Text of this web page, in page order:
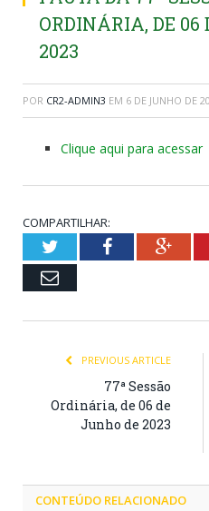
ORDINÁRIA, DE 06
2023
POR CR2-ADMIN3 EM 6 DE JUNHO DE
Clique aqui para acessar
COMPARTILHAR:
TwitterFacebook
Email
PREVIOUS ARTICLE
77ª Sessão
Ordinária, de 06 de
Junho de 2023
CONTEÚDO RELACIONADO